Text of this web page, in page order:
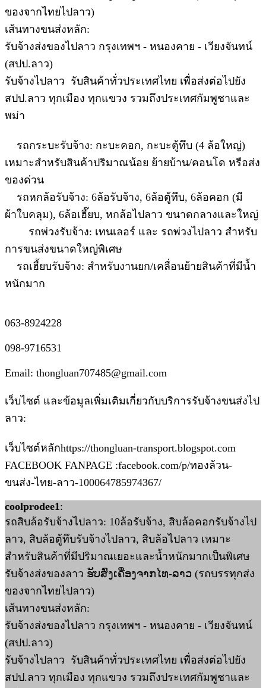
ของจากไทยไปลาว)
เส้นทางขนส่งหลัก:
รับจ้างส่งของไปลาว กรุงเทพฯ - หนองคาย - เวียงจันทน์
(สปป.ลาว)
รับจ้างไปลาว รับสินค้าทั่วประเทศไทย เพื่อส่งต่อไปยัง
สปป.ลาว ทุกเมือง ทุกแขวง รวมถึงประเทศกัมพูชาและ
พม่า
รถกระบะรับจ้าง: กะบะคอก, กะบะตู้ทึบ (4 ล้อใหญ่)
เหมาะสำหรับสินค้าปริมาณน้อย ย้ายบ้าน/คอนโด หรือส่ง
ของด่วน
รถหกล้อรับจ้าง: 6ล้อรับจ้าง, 6ล้อตู้ทึบ, 6ล้อคอก (มี
ผ้าใบคลุม), 6ล้อเฮี๊ยบ, หกล้อไปลาว ขนาดกลางและใหญ่
รถพ่วงรับจ้าง: เทนเลอร์ และ รถพ่วงไปลาว สำหรับ
การขนส่งขนาดใหญ่พิเศษ
รถเฮี้ยบรับจ้าง: สำหรับงานยก/เคลื่อนย้ายสินค้าที่มีน้ำ
หนักมาก
063-8924228
098-9716531
Email: thongluan707485@gmail.com
เว็บไซต์ และข้อมูลเพิ่มเติมเกี่ยวกับบริการรับจ้างขนส่งไป
ลาว:
เว็บไซต์หลักhttps://thongluan-transport.blogspot.com
FACEBOOK FANPAGE :facebook.com/p/ทองล้วน-
ขนส่ง-ไทย-ลาว-100064785974367/
coolprodee1:
รถสิบล้อรับจ้างไปลาว: 10ล้อรับจ้าง, สิบล้อคอกรับจ้างไป
ลาว, สิบล้อตู้ทึบรับจ้างไปลาว, สิบล้อไปลาว เหมาะ
สำหรับสินค้าที่มีปริมาณเยอะและน้ำหนักมากเป็นพิเศษ
รับจ้างส่งของลาว ຮັບສົ່ງເຄື່ອງຈາກໄທ-ລາວ (รถบรรทุกส่ง
ของจากไทยไปลาว)
เส้นทางขนส่งหลัก:
รับจ้างส่งของไปลาว กรุงเทพฯ - หนองคาย - เวียงจันทน์
(สปป.ลาว)
รับจ้างไปลาว รับสินค้าทั่วประเทศไทย เพื่อส่งต่อไปยัง
สปป.ลาว ทุกเมือง ทุกแขวง รวมถึงประเทศกัมพูชาและ